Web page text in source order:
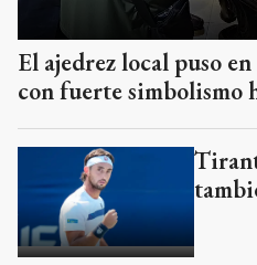
El ajedrez local puso
con fuerte simbolismo